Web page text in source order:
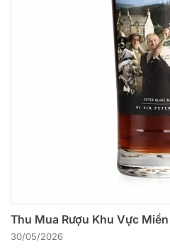
Thu Mua Rượu Khu Vực
30/05/2026